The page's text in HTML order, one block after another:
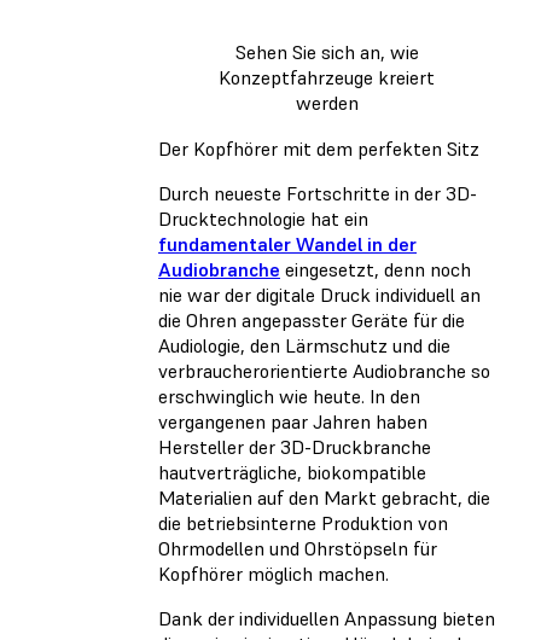
Sehen Sie sich an, wie
Konzeptfahrzeuge kreiert
werden
Der Kopfhörer mit dem perfekten Sitz
Durch neueste Fortschritte in der 3D-
Drucktechnologie hat ein
fundamentaler Wandel in der
Audiobranche eingesetzt, denn noch
nie war der digitale Druck individuell an
die Ohren angepasster Geräte für die
Audiologie, den Lärmschutz und die
verbraucherorientierte Audiobranche so
erschwinglich wie heute. In den
vergangenen paar Jahren haben
Hersteller der 3D-Druckbranche
hautverträgliche, biokompatible
Materialien auf den Markt gebracht, die
die betriebsinterne Produktion von
Ohrmodellen und Ohrstöpseln für
Kopfhörer möglich machen.
Dank der individuellen Anpassung bieten